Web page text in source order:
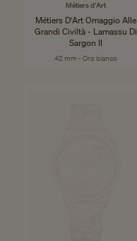
Métiers d'Art
Métiers D'Art Omaggio Alle
Grandi Civiltà - Lamassu Di
Sargon II
42 mm - Oro bianco